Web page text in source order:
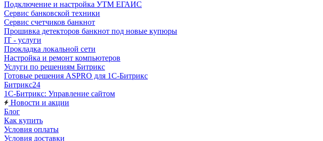
Подключение и настройка УТМ ЕГАИС
Сервис банковской техники
Сервис счетчиков банкнот
Прошивка детекторов банкнот под новые купюры
IT - услуги
Прокладка локальной сети
Настройка и ремонт компьютеров
Услуги по решениям Битрикс
Готовые решения ASPRO для 1С-Битрикс
Битрикс24
1С-Битрикс: Управление сайтом
Новости и акции
Блог
Как купить
Условия оплаты
Условия доставки